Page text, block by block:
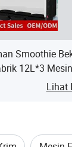
Smoothie
12L*3
Lihat